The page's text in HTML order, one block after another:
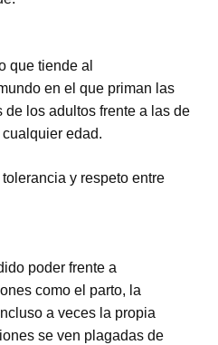
que tiende al
en el que priman las
de los adultos frente a las de
edad.
y respeto entre
poder frente a
como el parto, la
a veces la propia
se ven plagadas de